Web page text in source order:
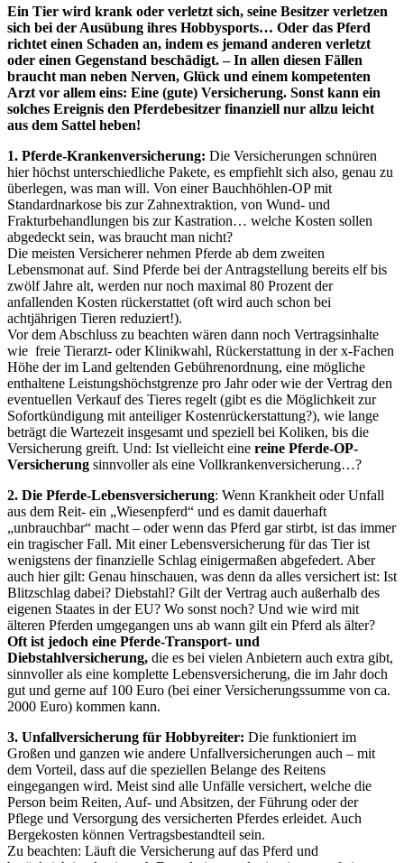
Ein Tier wird krank oder verletzt sich, seine Besitzer verletzen
sich bei der Ausübung ihres Hobbysports… Oder das Pferd
richtet einen Schaden an, indem es jemand anderen verletzt
oder einen Gegenstand beschädigt. – In allen diesen Fällen
braucht man neben Nerven, Glück und einem kompetenten
Arzt vor allem eins: Eine (gute) Versicherung. Sonst kann ein
solches Ereignis den Pferdebesitzer finanziell nur allzu leicht
aus dem Sattel heben!
1. Pferde-Krankenversicherung: Die Versicherungen schnüren
hier höchst unterschiedliche Pakete, es empfiehlt sich also, genau zu
überlegen, was man will. Von einer Bauchhöhlen-OP mit
Standardnarkose bis zur Zahnextraktion, von Wund- und
Frakturbehandlungen bis zur Kastration… welche Kosten sollen
abgedeckt sein, was braucht man nicht?
Die meisten Versicherer nehmen Pferde ab dem zweiten
Lebensmonat auf. Sind Pferde bei der Antragstellung bereits elf bis
zwölf Jahre alt, werden nur noch maximal 80 Prozent der
anfallenden Kosten rückerstattet (oft wird auch schon bei
achtjährigen Tieren reduziert!).
Vor dem Abschluss zu beachten wären dann noch Vertragsinhalte
wie freie Tierarzt- oder Klinikwahl, Rückerstattung in der x-Fachen
Höhe der im Land geltenden Gebührenordnung, eine mögliche
enthaltene Leistungshöchstgrenze pro Jahr oder wie der Vertrag den
eventuellen Verkauf des Tieres regelt (gibt es die Möglichkeit zur
Sofortkündigung mit anteiliger Kostenrückerstattung?), wie lange
beträgt die Wartezeit insgesamt und speziell bei Koliken, bis die
Versicherung greift. Und: Ist vielleicht eine reine Pferde-OP-
Versicherung sinnvoller als eine Vollkrankenversicherung…?
2. Die Pferde-Lebensversicherung: Wenn Krankheit oder Unfall
aus dem Reit- ein „Wiesenpferd“ und es damit dauerhaft
„unbrauchbar“ macht – oder wenn das Pferd gar stirbt, ist das immer
ein tragischer Fall. Mit einer Lebensversicherung für das Tier ist
wenigstens der finanzielle Schlag einigermaßen abgefedert. Aber
auch hier gilt: Genau hinschauen, was denn da alles versichert ist: Ist
Blitzschlag dabei? Diebstahl? Gilt der Vertrag auch außerhalb des
eigenen Staates in der EU? Wo sonst noch? Und wie wird mit
älteren Pferden umgegangen uns ab wann gilt ein Pferd als älter?
Oft ist jedoch eine Pferde-Transport- und
Diebstahlversicherung, die es bei vielen Anbietern auch extra gibt,
sinnvoller als eine komplette Lebensversicherung, die im Jahr doch
gut und gerne auf 100 Euro (bei einer Versicherungssumme von ca.
2000 Euro) kommen kann.
3. Unfallversicherung für Hobbyreiter: Die funktioniert im
Großen und ganzen wie andere Unfallversicherungen auch – mit
dem Vorteil, dass auf die speziellen Belange des Reitens
eingegangen wird. Meist sind alle Unfälle versichert, welche die
Person beim Reiten, Auf- und Absitzen, der Führung oder der
Pflege und Versorgung des versicherten Pferdes erleidet. Auch
Bergekosten können Vertragsbestandteil sein.
Zu beachten: Läuft die Versicherung auf das Pferd und